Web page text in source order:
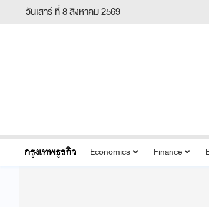
วันเสาร์ ที่ 8 สิงหาคม 2569
Economics Finance